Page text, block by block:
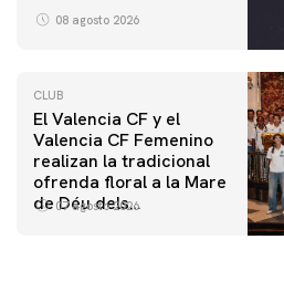
08 agosto 2026
CLUB
El Valencia CF y el
Valencia CF Femenino
realizan la tradicional
ofrenda floral a la Mare
de Déu dels
07 agosto 2026